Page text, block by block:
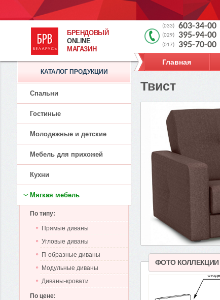
БРЕНДОВЫЙ
ONLINE
МАГАЗИН
(033) 603-34-00
(029) 395-94-00
(017) 395-70-00
Главная
Твист
ФОТО КОЛЛЕКЦИИ
КАТАЛОГ ПРОДУКЦИИ
Спальни
Гостиные
Молодежные и детские
Мебель для прихожей
Кухни
Мягкая мебель
По типу:
Прямые диваны
Угловые диваны
П-образные диваны
Модульные диваны
Диваны-кровати
По цене: